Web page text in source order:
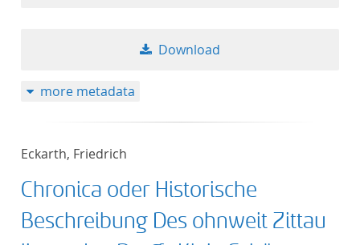
Download
more metadata
Eckarth, Friedrich
Chronica oder Historische
Beschreibung Des ohnweit Zittau